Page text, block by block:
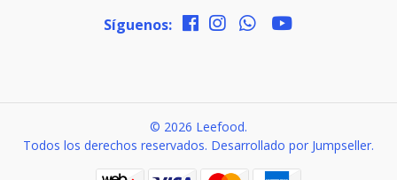
Síguenos:
© 2026 Leefood.
Todos los derechos reservados. Desarrollado por Jumpseller.